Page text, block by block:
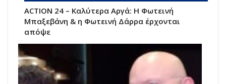
ACTION 24 – Καλύτερα Αργά: Η Φωτεινή
Μπαξεβάνη & η Φωτεινή Δάρρα έρχονται
απόψε